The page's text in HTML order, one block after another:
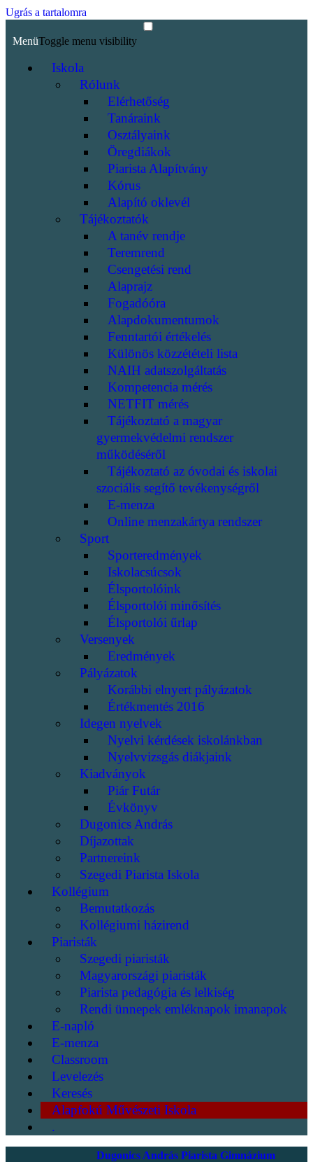
Ugrás a tartalomra
MenüToggle menu visibility
Iskola
Rólunk
Elérhetőség
Tanáraink
Osztályaink
Öregdiákok
Piarista Alapítvány
Kórus
Alapító oklevél
Tájékoztatók
A tanév rendje
Teremrend
Csengetési rend
Alaprajz
Fogadóóra
Alapdokumentumok
Fenntartói értékelés
Különös közzétételi lista
NAIH adatszolgáltatás
Kompetencia mérés
NETFIT mérés
Tájékoztató a magyar
gyermekvédelmi rendszer
működéséről
Tájékoztató az óvodai és iskolai
szociális segítő tevékenységről
E-menza
Online menzakártya rendszer
Sport
Sporteredmények
Iskolacsúcsok
Élsportolóink
Élsportolói minősítés
Élsportolói űrlap
Versenyek
Eredmények
Pályázatok
Korábbi elnyert pályázatok
Értékmentés 2016
Idegen nyelvek
Nyelvi kérdések iskolánkban
Nyelvvizsgás diákjaink
Kiadványok
Piár Futár
Évkönyv
Dugonics András
Díjazottak
Partnereink
Szegedi Piarista Iskola
Kollégium
Bemutatkozás
Kollégiumi házirend
Piaristák
Szegedi piaristák
Magyarországi piaristák
Piarista pedagógia és lelkiség
Rendi ünnepek emléknapok imanapok
E-napló
E-menza
Classroom
Levelezés
Keresés
Alapfokú Művészeti Iskola
.
Dugonics András Piarista Gimnázium